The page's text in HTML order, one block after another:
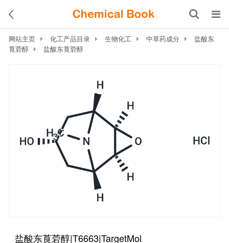
网站主页 化工产品目录 生物化工 中草药成分
盐酸东
莨菪醇
盐酸东莨菪醇
盐酸东莨菪醇|T6663|TargetMol